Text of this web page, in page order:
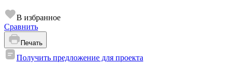
В избранное
Сравнить
Печать
Получить предложение для проекта